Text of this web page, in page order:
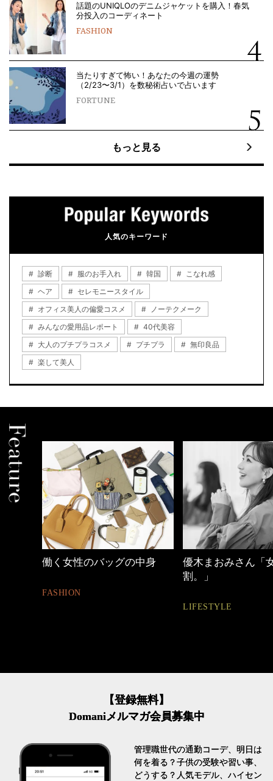
話題のUNIQLOのデニムジャケットを購入！春気
分投入のコーディネート
FASHION
当たりすぎて怖い！あなたの今週の運勢
（2/23〜3/1）を数秘術占いで占います
FORTUNE
もっと見る
人気のキーワード
診断 服のお手入れ 韓国
こなれ感
ヘア
セレモニースタイル
オフィス美人の偏愛コスメ
ノーテクメーク
みんなの愛用品レポート
40代美容
大人のプチプラコスメ
プチプラ
無印良品
楽して美人
優木まおみさん「女の時間
【ワーママのきれ
ュアル通勤】
FASHION
【登録無料】
Domaniメルマガ会員募集中
管理職世代の通勤コーデ、明日は
何を着る？子供の受験や習い事、
どうする？人気モデル、ハイセン